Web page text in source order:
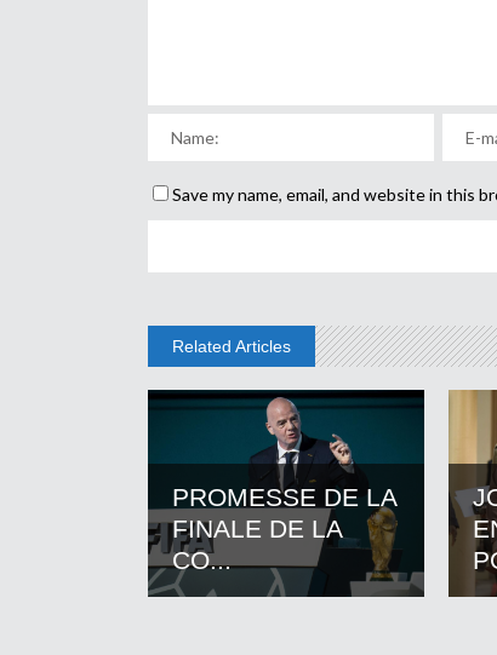
Save my name, email, and website in this
Related Articles
PROMESSE DE LA
FINALE DE LA
CO...